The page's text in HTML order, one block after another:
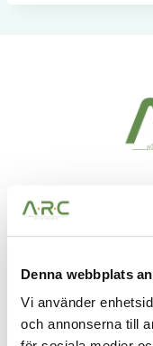
Denna webbplats
Vi använder
och annonserna till
A.R.C
fastigheter.